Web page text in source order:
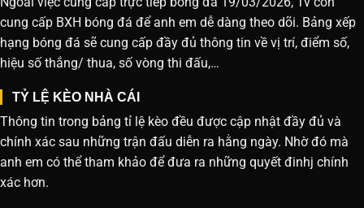
cung cấp BXH bóng đá để anh em dễ dàng theo dõi. Bảng xếp
hạng bóng đá sẽ cung cấp đầy đủ thông tin về vị trí, điểm số,
hiệu số thắng/ thua, số vòng thi đấu,…
TỶ LỆ KÈO NHÀ CÁI
Thông tin trong bảng tỉ lệ kèo đều được cập nhật đầy đủ và
chính xác sau những trận đấu diễn ra hằng ngày. Nhờ đó mà
anh em có thể tham khảo để đưa ra những quyết đinhj chính
xác hơn.